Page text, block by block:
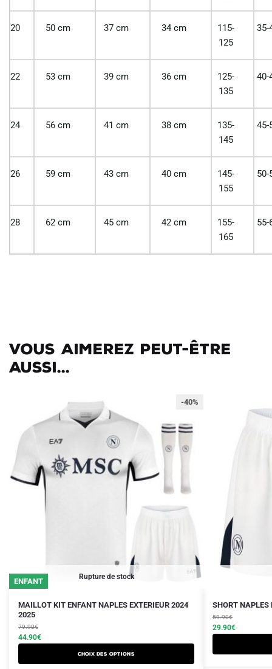
20 50 cm 37 cm 34 cm
115-
125
35-
22 53 cm 39 cm 36 cm
125-
135
40-
24 56 cm 41 cm 38 cm
135-
145
45-
26 59 cm 43 cm 40 cm
145-
155
50-
28 62 cm 45 cm 42 cm
155-
165
55-
Vous aimerez peut-être
aussi...
Rupture de stock
ENFANT
-40%
MAILLOT KIT ENFANT NAPLES EXTERIEUR 2024
2025
79.90€
Le
prix
initial
était :
44.90€
Le
prix
actuel
est :
Choix des options
Ce
produit
a
plusieurs
variations.
SHORT NAPLES
59.90€
Le
prix
initial
était :
29.90€
Le
prix
actuel
est :
Ce
produit
a